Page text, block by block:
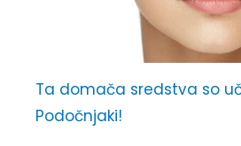
Ta domača sredstva so
Podočnjaki!